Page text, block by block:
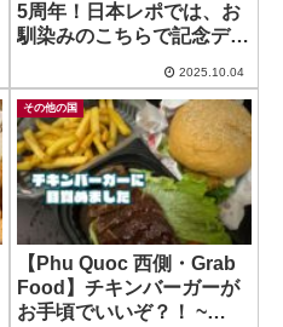
5周年！日本レポでは、お
馴染みのこちらで記念ディ
Occi
2025.10.04
その他の国
【Phu Quoc 西側・Grab
Food】チキンバーガーが
お手頃でいいぞ？！ ~